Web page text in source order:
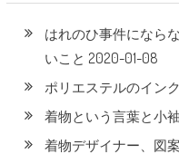
はれのひ事件になら
いこと 2020-01-08
ポリエステルのイン
着物という言葉と小
着物デザイナー、図